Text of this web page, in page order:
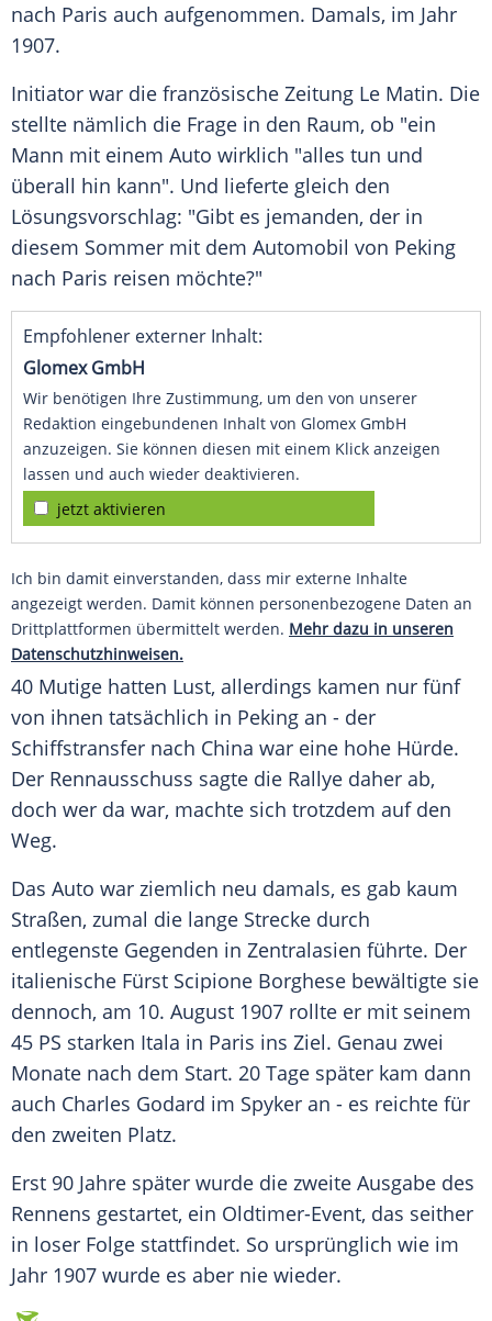
nach Paris auch aufgenommen. Damals, im Jahr
1907.
Initiator war die französische Zeitung Le Matin. Die
stellte nämlich die Frage in den Raum, ob "ein
Mann mit einem Auto wirklich "alles tun und
überall hin kann". Und lieferte gleich den
Lösungsvorschlag: "Gibt es jemanden, der in
diesem Sommer mit dem Automobil von Peking
nach Paris reisen möchte?"
Empfohlener externer Inhalt:
Glomex GmbH
Wir benötigen Ihre Zustimmung, um den von unserer
Redaktion eingebundenen Inhalt von Glomex GmbH
anzuzeigen. Sie können diesen mit einem Klick anzeigen
lassen und auch wieder deaktivieren.
jetzt aktivieren
Ich bin damit einverstanden, dass mir externe Inhalte
angezeigt werden. Damit können personenbezogene Daten an
Drittplattformen übermittelt werden. Mehr dazu in unseren
Datenschutzhinweisen.
40 Mutige hatten Lust, allerdings kamen nur fünf
von ihnen tatsächlich in Peking an - der
Schiffstransfer nach China war eine hohe Hürde.
Der Rennausschuss sagte die Rallye daher ab,
doch wer da war, machte sich trotzdem auf den
Weg.
Das Auto war ziemlich neu damals, es gab kaum
Straßen, zumal die lange Strecke durch
entlegenste Gegenden in Zentralasien führte. Der
italienische Fürst Scipione Borghese bewältigte sie
dennoch, am 10. August 1907 rollte er mit seinem
45 PS starken Itala in Paris ins Ziel. Genau zwei
Monate nach dem Start. 20 Tage später kam dann
auch Charles Godard im Spyker an - es reichte für
den zweiten Platz.
Erst 90 Jahre später wurde die zweite Ausgabe des
Rennens gestartet, ein Oldtimer-Event, das seither
in loser Folge stattfindet. So ursprünglich wie im
Jahr 1907 wurde es aber nie wieder.